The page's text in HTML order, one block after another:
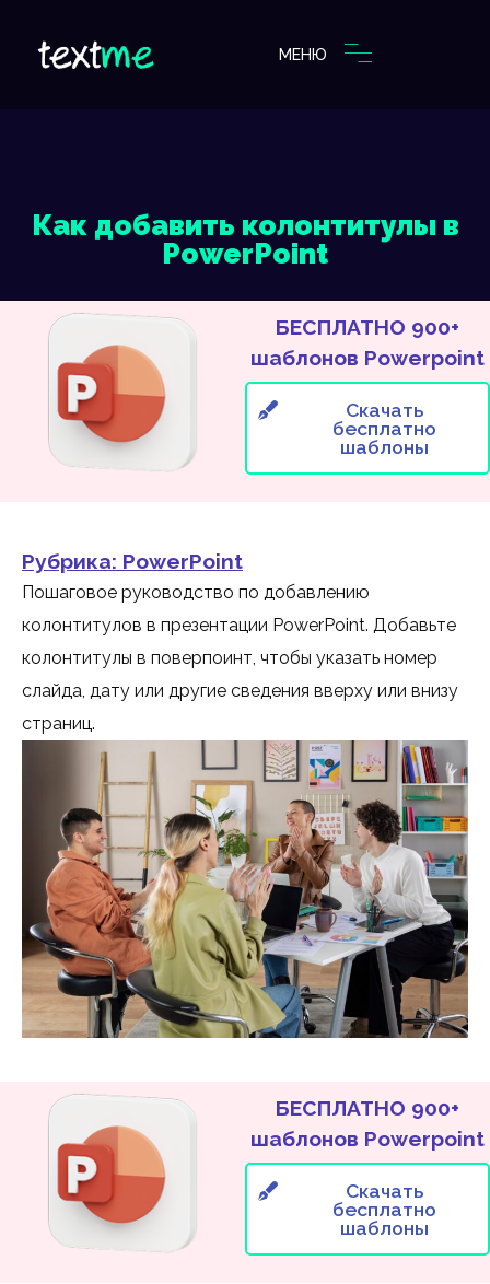
МЕНЮ
Как добавить колонтитулы в
PowerPoint
БЕСПЛАТНО 900+
шаблонов Powerpoint
Скачать
бесплатно
шаблоны
Рубрика: PowerPoint
Пошаговое руководство по добавлению
колонтитулов в презентации PowerPoint. Добавьте
колонтитулы в поверпоинт, чтобы указать номер
слайда, дату или другие сведения вверху или внизу
страниц.
БЕСПЛАТНО 900+
шаблонов Powerpoint
Скачать
бесплатно
шаблоны